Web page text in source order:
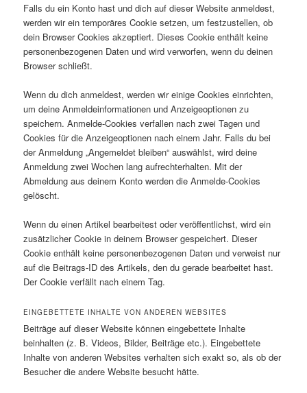
Falls du ein Konto hast und dich auf dieser Website anmeldest,
werden wir ein temporäres Cookie setzen, um festzustellen, ob
dein Browser Cookies akzeptiert. Dieses Cookie enthält keine
personenbezogenen Daten und wird verworfen, wenn du deinen
Browser schließt.
Wenn du dich anmeldest, werden wir einige Cookies einrichten,
um deine Anmeldeinformationen und Anzeigeoptionen zu
speichern. Anmelde-Cookies verfallen nach zwei Tagen und
Cookies für die Anzeigeoptionen nach einem Jahr. Falls du bei
der Anmeldung „Angemeldet bleiben“ auswählst, wird deine
Anmeldung zwei Wochen lang aufrechterhalten. Mit der
Abmeldung aus deinem Konto werden die Anmelde-Cookies
gelöscht.
Wenn du einen Artikel bearbeitest oder veröffentlichst, wird ein
zusätzlicher Cookie in deinem Browser gespeichert. Dieser
Cookie enthält keine personenbezogenen Daten und verweist nur
auf die Beitrags-ID des Artikels, den du gerade bearbeitet hast.
Der Cookie verfällt nach einem Tag.
EINGEBETTETE INHALTE VON ANDEREN WEBSITES
Beiträge auf dieser Website können eingebettete Inhalte
beinhalten (z. B. Videos, Bilder, Beiträge etc.). Eingebettete
Inhalte von anderen Websites verhalten sich exakt so, als ob der
Besucher die andere Website besucht hätte.